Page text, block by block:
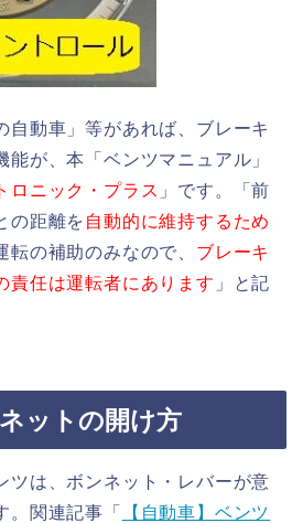
自動車」等があれば、ブレーキ
能が、本「ベンツマニュアル」
ロニック・プラス 」です。「前
の距離を 自動的に維持するため
転の補助のみなので、 ブレーキ
責任は運転者にあります 」と記
ットの開け方
ツは、ボンネット・レバーが意
。関連記事「
【自動車】ベンツ